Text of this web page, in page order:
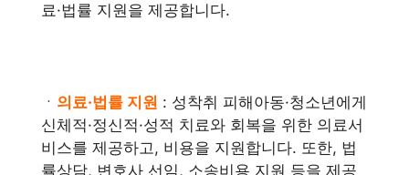
료·법률 지원을 제공합니다.
ㆍ 의료·법률 지원 : 성착취 피해아동·청소년에게
신체적·정신적·성적 치료와 회복을 위한 의료서
비스를 제공하고, 비용을 지원합니다. 또한, 법
률상담, 변호사 선임, 소송비용 지원 등을 제공